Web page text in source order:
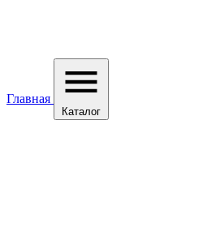
Главная
Каталог